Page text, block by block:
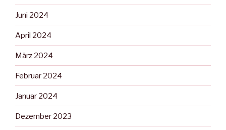
Juni 2024
April 2024
März 2024
Februar 2024
Januar 2024
Dezember 2023